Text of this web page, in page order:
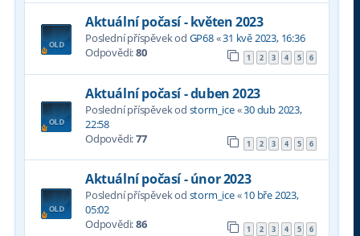
Aktuální počasí - květen 2023
Poslední příspěvek od GP68«31 kvě 2023, 16:36
Odpovědi:80 1 2 3 4 5 6
Aktuální počasí - duben 2023
Poslední příspěvek od storm_ice«30 dub 2023,
22:58
Odpovědi:77 1 2 3 4 5 6
Aktuální počasí - únor 2023
Poslední příspěvek od storm_ice«10 bře 2023,
05:02
Odpovědi:86 1 2 3 4 5 6